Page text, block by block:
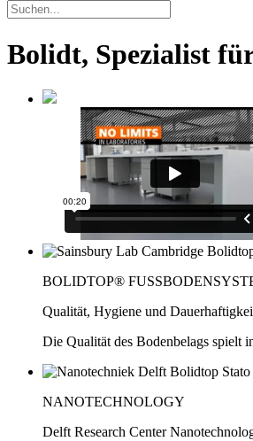
Bolidt, Spezialist
BOLIDTOP®
Qualität, Hygiene und
Die Qualität des Bodenbelags spielt
NANOTECHNOLOGY
Delft Research Center